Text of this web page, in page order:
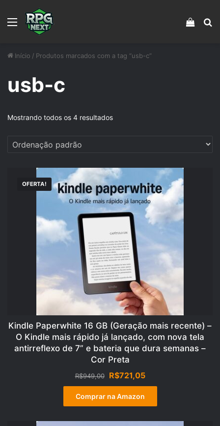
Menu Veja
Início / Produtos marcados com a tag “usb-c”
usb-c
Mostrando todos os 4 resultados
OFERTA!
Kindle Paperwhite 16 GB (Geração mais recente) –
O Kindle mais rápido já lançado, com nova tela
antirreflexo de 7” e bateria que dura semanas –
Cor Preta
R$949,00
O
preço
original
era:
R$721,05O
preço
é:
Comprar na Amazon